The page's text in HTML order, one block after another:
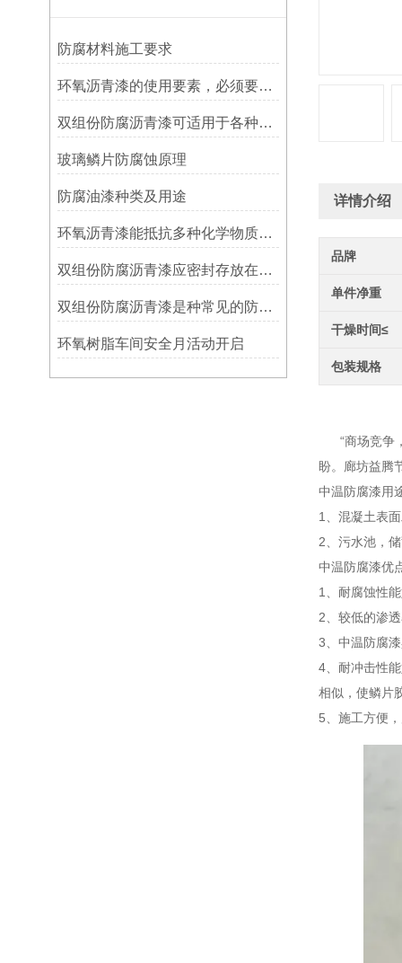
防腐材料施工要求
环氧沥青漆的使用要素，必须要知道！
双组份防腐沥青漆可适用于各种材质的表面处理
玻璃鳞片防腐蚀原理
防腐油漆种类及用途
环氧沥青漆能抵抗多种化学物质的侵蚀
双组份防腐沥青漆应密封存放在阴凉、通风的地方
双组份防腐沥青漆是种常见的防腐涂料
环氧树脂车间安全月活动开启
详情介绍
品牌
单件净重
干燥时间≤
包装规格
“商场竞争，
盼。廊坊益腾
中温防腐漆用
1、混凝土表
2、污水池，
中温防腐漆优
1、耐腐蚀性
2、较低的渗
3、中温防腐
4、耐冲击性
相似，使鳞片
5、施工方便